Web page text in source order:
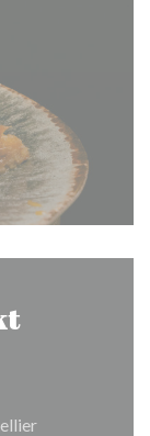
((otevře se v